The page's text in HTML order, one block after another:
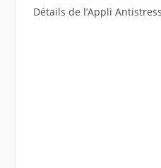
Détails de l’Appli